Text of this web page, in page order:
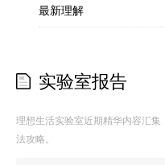
最新理解
实验室报告
理想生活实验室近期精华内容汇
法攻略。